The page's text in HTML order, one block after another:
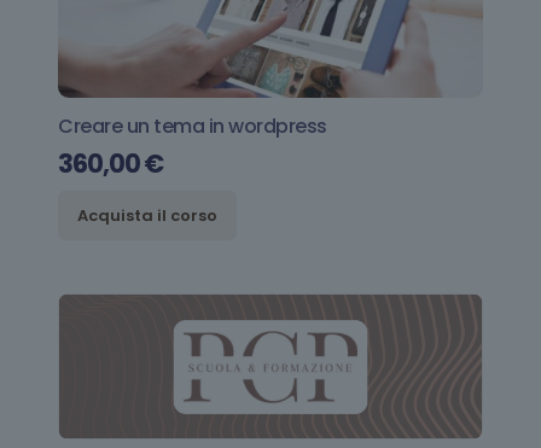
Creare un tema in wordpress
360,00€
Acquista il corso